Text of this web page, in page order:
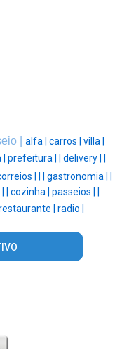
| alfa | carros | villa |
| prefeitura | | delivery | |
| | | gastronomia | |
| cozinha | passeios | |
| radio |